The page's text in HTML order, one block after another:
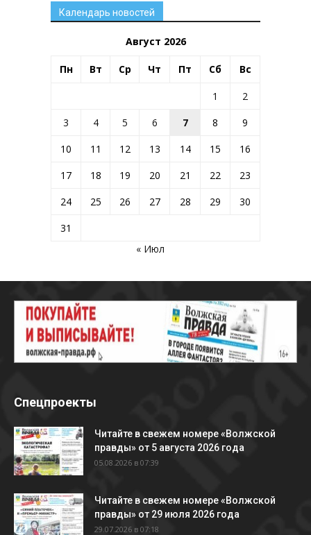
Календарь новостей
Август 2026
Пн Вт Ср Чт Пт Сб Вс
1
2
3
4 5 6 7 8
9
10
11 12 13 14 15
16
17
18 19 20 21 22
23
24
25 26 27 28 29
30
31
« Июл
Спецпроекты
Читайте в свежем номере «Волжской
правды» от 5 августа 2026 года
05.08.2026 в 07:39
Читайте в свежем номере «Волжской
правды» от 29 июля 2026 года
29.07.2026 в 07:18